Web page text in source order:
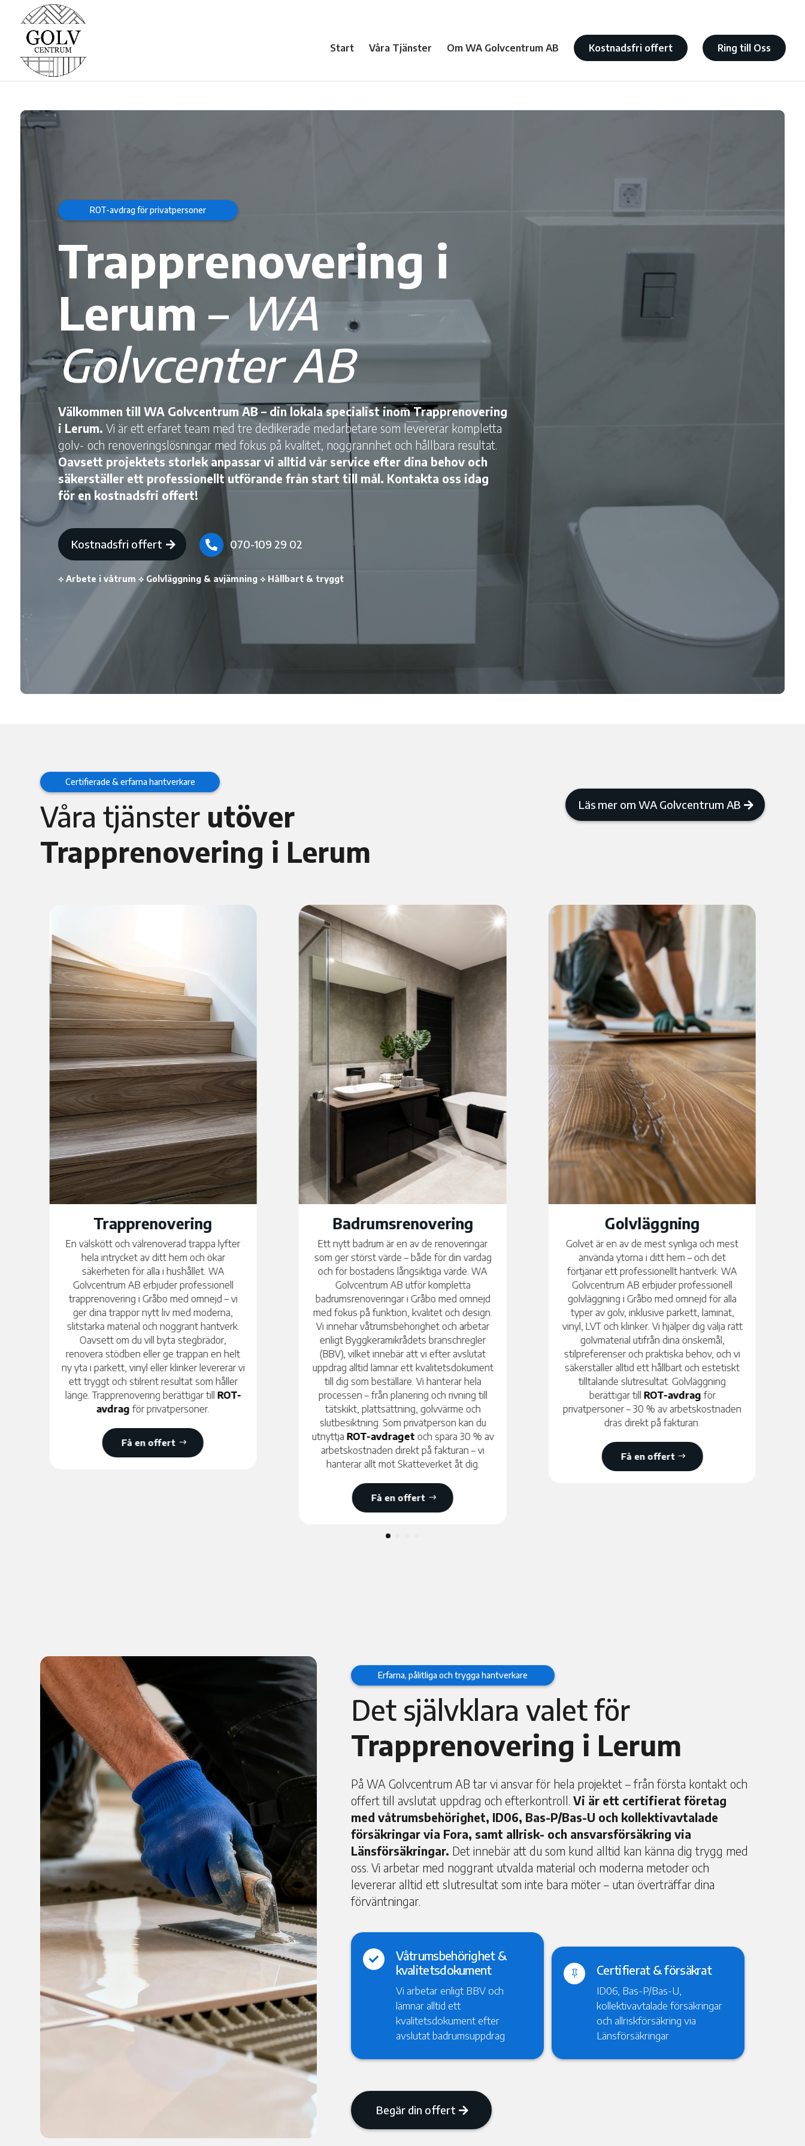
Start Våra Tjänster Om WA Golvcentrum AB Kostnadsfri offert Ring till Oss
Videospelare
ROT-avdrag för privatpersoner
Trapprenovering i
Lerum –WA
Golvcenter AB
Välkommen till WA Golvcentrum AB – din lokala specialist inom Trapprenovering
i Lerum. Vi är ett erfaret team med tre dedikerade medarbetare som levererar kompletta
golv- och renoveringslösningar med fokus på kvalitet, noggrannhet och hållbara resultat.
Oavsett projektets storlek anpassar vi alltid vår service efter dina behov och
säkerställer ett professionellt utförande från start till mål. Kontakta oss idag
för en kostnadsfri offert!
Kostnadsfri offert  070-109 29 02
⟡ Arbete i våtrum ⟡ Golvläggning & avjämning ⟡ Hållbart & tryggt
Certifierade & erfarna hantverkare
Våra tjänster utöver
Trapprenovering i Lerum
Läs mer om WA Golvcentrum AB
Badrumsrenovering
Ett nytt badrum är en av de renoveringar
som ger störst värde – både för din vardag
och för bostadens långsiktiga värde. WA
Golvcentrum AB utför kompletta
badrumsrenoveringar i Gråbo med omnejd
med fokus på funktion, kvalitet och design.
Vi innehar våtrumsbehörighet och arbetar
enligt Byggkeramikrådets branschregler
(BBV), vilket innebär att vi efter avslutat
uppdrag alltid lämnar ett kvalitetsdokument
till dig som beställare. Vi hanterar hela
processen – från planering och rivning till
tätskikt, plattsättning, golvvärme och
ROT-avdraget
och spara 30 % av
arbetskostnaden direkt på fakturan – vi
Golvläggning
Golvet är en av de mest synliga och mest
använda ytorna i ditt hem – och det
förtjänar ett professionellt hantverk. WA
Golvcentrum AB erbjuder professionell
golvläggning i Gråbo med omnejd för alla
typer av golv, inklusive parkett, laminat,
vinyl, LVT och klinker. Vi hjälper dig välja rätt
golvmaterial utifrån dina önskemål,
stilpreferenser och praktiska behov, och vi
säkerställer alltid ett hållbart och estetiskt
tilltalande slutresultat. Golvläggning
berättigar tillROT-avdragför
privatpersoner – 30 % av arbetskostnaden
dras direkt på fakturan.
Få en offert
Golvavjämning
En jämn och stabil undergolvyta är grunden
för ett lyckat golvprojekt. Ojämna eller
skadade underlag kan orsaka problem med
det nya golvet om de inte åtgärdas korrekt.
WA Golvcentrum AB utför professionell
golvavjämning i Gråbo med omnejd med
rätt metoder och material för ditt specifika
underlag. Vi bedömer alltid underlaget
noggrant innan vi påbörjar läggning och
åtgärdar eventuella ojämnheter, sprickor
eller fuktproblem för att garantera ett
optimalt slutresultat. En korrekt utförd
golvavjämning förlänger golvets livslängd
och ger ett jämnare, snyggare ytskikt.
Få en offert
Erfarna, pålitliga och trygga hantverkare
Det självklara valet för
Trapprenovering i Lerum
På WA Golvcentrum AB tar vi ansvar för hela projektet – från första kontakt och
offert till avslutat uppdrag och efterkontroll. Vi är ett certifierat företag
med våtrumsbehörighet, ID06, Bas-P/Bas-U och kollektivavtalade
försäkringar via Fora, samt allrisk- och ansvarsförsäkring via
Länsförsäkringar. Det innebär att du som kund alltid kan känna dig trygg med
oss. Vi arbetar med noggrant utvalda material och moderna metoder och
levererar alltid ett slutresultat som inte bara möter – utan överträffar dina
förväntningar.

Våtrumsbehörighet &
kvalitetsdokument
Vi arbetar enligt BBV och
lämnar alltid ett
kvalitetsdokument efter
avslutat badrumsuppdrag
 Certifierat & försäkrat
ID06, Bas-P/Bas-U,
kollektivavtalade försäkringar
och allriskförsäkring via
Länsförsäkringar
Begär din offert